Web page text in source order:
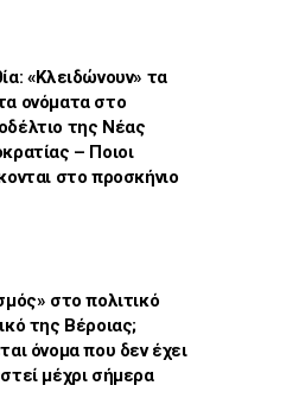
«Κλειδώνουν» τα
ονόματα στο
της Νέας
– Ποιοι
στο προσκήνιο
στο πολιτικό
της Βέροιας;
όνομα που δεν έχει
μέχρι σήμερα